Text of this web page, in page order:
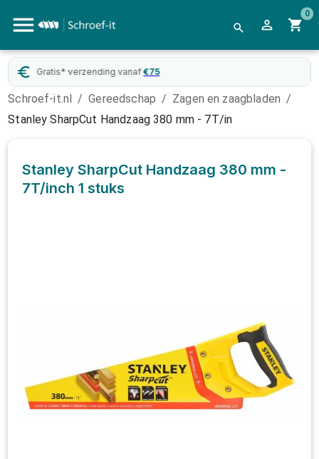
0
Gratis* verzending vanaf €75
Schroef-it.nl / Gereedschap / Zagen en zaagbladen /
Stanley SharpCut Handzaag 380 mm - 7T/in
Stanley SharpCut Handzaag 380 mm -
7T/inch 1 stuks